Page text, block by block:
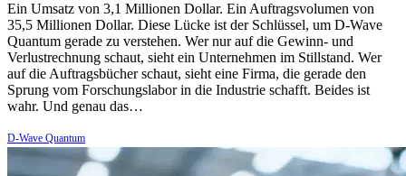
Ein Umsatz von 3,1 Millionen Dollar. Ein Auftragsvolumen von
35,5 Millionen Dollar. Diese Lücke ist der Schlüssel, um D-Wave
Quantum gerade zu verstehen. Wer nur auf die Gewinn- und
Verlustrechnung schaut, sieht ein Unternehmen im Stillstand. Wer
auf die Auftragsbücher schaut, sieht eine Firma, die gerade den
Sprung vom Forschungslabor in die Industrie schafft. Beides ist
wahr. Und genau das…
D-Wave Quantum